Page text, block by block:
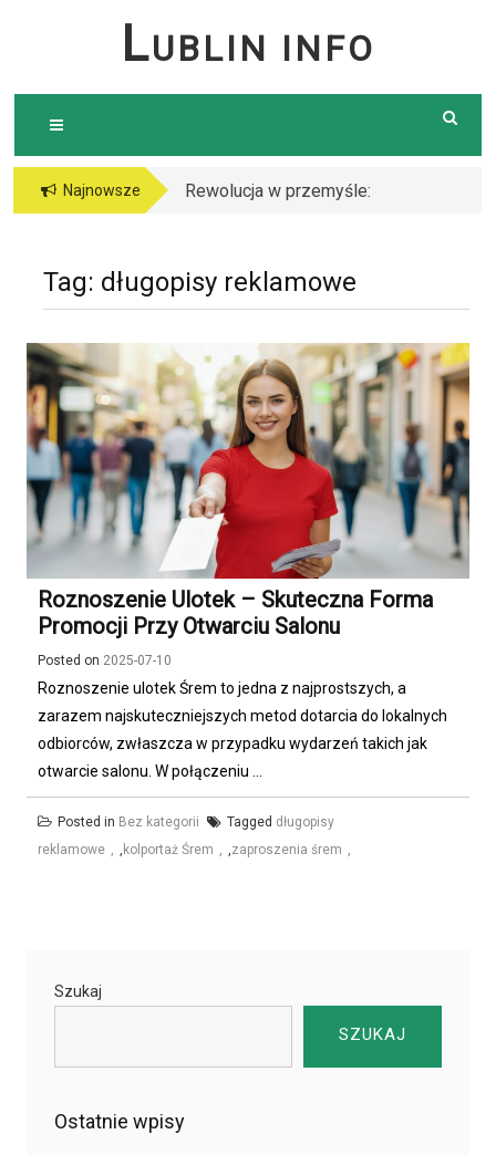
LUBLIN INFO
Najnowsze
Rewolucja w przemyśle:
Tag: długopisy reklamowe
Roznoszenie Ulotek – Skuteczna Forma
Promocji Przy Otwarciu Salonu
Posted on 2025-07-10
Roznoszenie ulotek Śrem to jedna z najprostszych, a
zarazem najskuteczniejszych metod dotarcia do lokalnych
odbiorców, zwłaszcza w przypadku wydarzeń takich jak
otwarcie salonu. W połączeniu ...
Posted in Bez kategorii Tagged długopisy
reklamowe
, kolportaż Śrem ,zaproszenia śrem
Szukaj
SZUKAJ
Ostatnie wpisy